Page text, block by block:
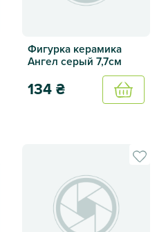
Фигурка керамика
Ангел серый 7,7см
134₴
Купить